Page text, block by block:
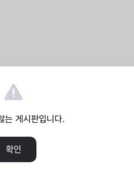
는 게시판입니다.
확인